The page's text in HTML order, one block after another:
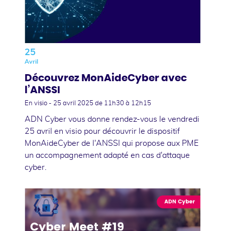
25
Avril
Découvrez MonAideCyber avec
l’ANSSI
En visio - 25 avril 2025 de 11h30 à 12h15
ADN Cyber vous donne rendez-vous le vendredi
25 avril en visio pour découvrir le dispositif
MonAideCyber de l'ANSSI qui propose aux PME
un accompagnement adapté en cas d'attaque
cyber.